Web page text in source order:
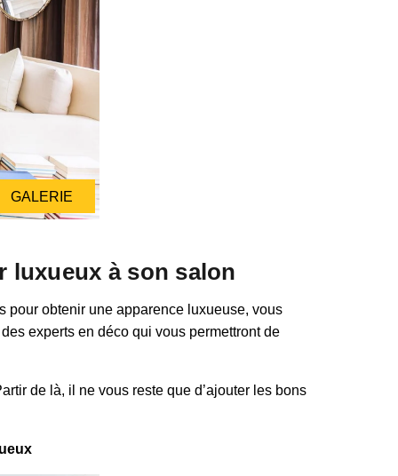
GALERIE
luxueux à son salon
pour obtenir une apparence luxueuse, vous
experts en déco qui vous permettront de
de là, il ne vous reste que d’ajouter les bons